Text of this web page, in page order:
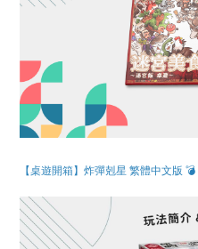
【桌遊開箱】炸彈剋星 繁體中文版